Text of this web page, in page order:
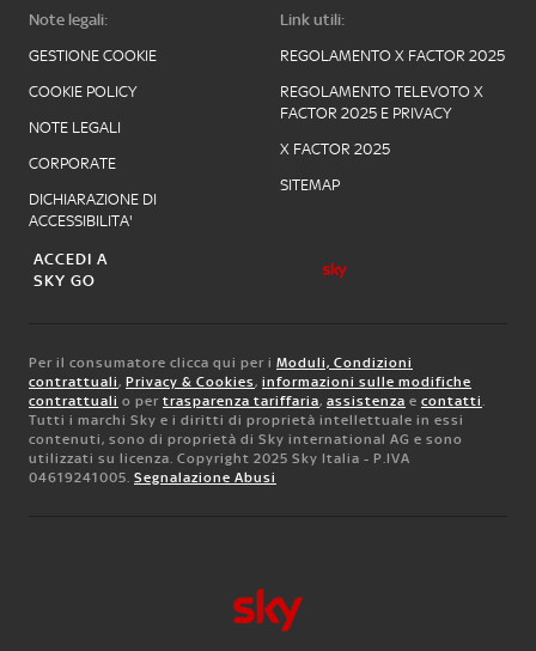
Note legali:
GESTIONE COOKIE
COOKIE POLICY
NOTE LEGALI
CORPORATE
DICHIARAZIONE DI
ACCESSIBILITA'
Link utili:
REGOLAMENTO X FACTOR 2025
REGOLAMENTO TELEVOTO X
FACTOR 2025 E PRIVACY
X FACTOR 2025
SITEMAP
ACCEDI A
SKY GO
Per il consumatore clicca qui per i Moduli, Condizioni
contrattuali, Privacy & Cookies, informazioni sulle modifiche
contrattuali o per trasparenza tariffaria, assistenza e contatti.
Tutti i marchi Sky e i diritti di proprietà intellettuale in essi
contenuti, sono di proprietà di Sky international AG e sono
utilizzati su licenza. Copyright 2025 Sky Italia - P.IVA
04619241005. Segnalazione Abusi